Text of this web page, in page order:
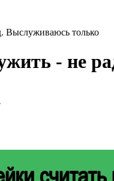
Выслуживаюсь только
- не